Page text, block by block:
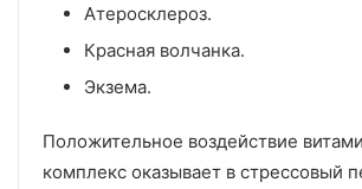
Атеросклероз.
Красная волчанка.
Экзема.
Положительное воздействие
комплекс оказывает в стрессовый